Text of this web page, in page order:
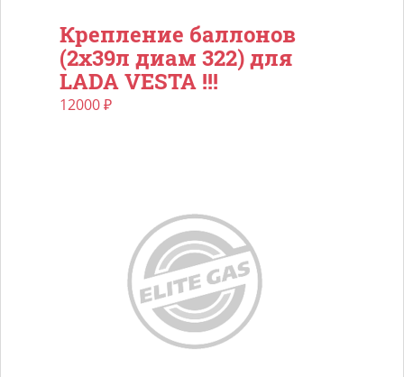
Крепление баллонов
(2х39л диам 322) для
LADA VESTA !!!
12000₽